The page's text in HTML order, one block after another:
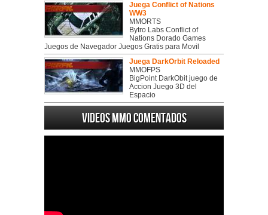
Juega Conflict of Nations
WW3
MMORTS
Bytro Labs Conflict of
Nations Dorado Games
Juegos de Navegador Juegos Gratis para Movil
Juega DarkOrbit Reloaded
MMOFPS
BigPoint DarkObit juego de
Accion Juego 3D del
Espacio
Videos MMO Comentados